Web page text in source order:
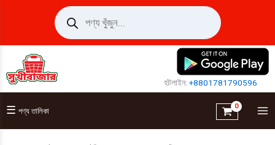
Products
search
হটলাইন:+8801781790596
☰ পণ্য তালিকা